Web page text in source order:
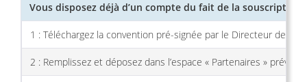
Vous disposez déjà d’un compte du fait de la souscription
1 : Téléchargez la convention pré-signée par le Directeur de
2 : Remplissez et déposez dans l’espace « Partenaires »